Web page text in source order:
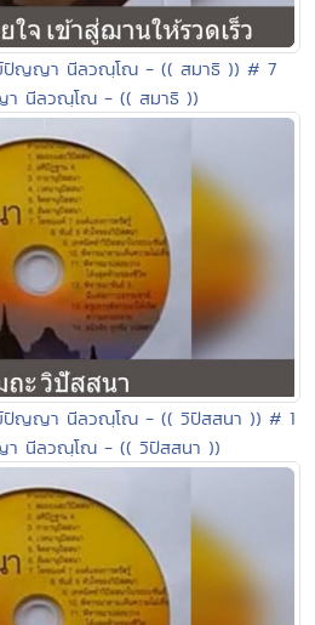
ปัญญา นีลวณฺโณ - (( สมาธิ )) # 7
า นีลวณฺโณ - (( สมาธิ ))
ปัญญา นีลวณฺโณ - (( วิปัสสนา )) # 1
า นีลวณฺโณ - (( วิปัสสนา ))